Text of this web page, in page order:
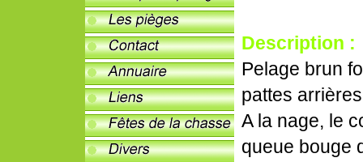
Description :
Pelage brun
pattes
A la nage, le
queue bouge